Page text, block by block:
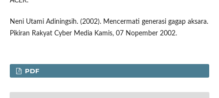
Neni Utami Adiningsih. (2002). Mencermati generasi gagap aksara.
Pikiran Rakyat Cyber Media Kamis, 07 Nopember 2002.
PDF